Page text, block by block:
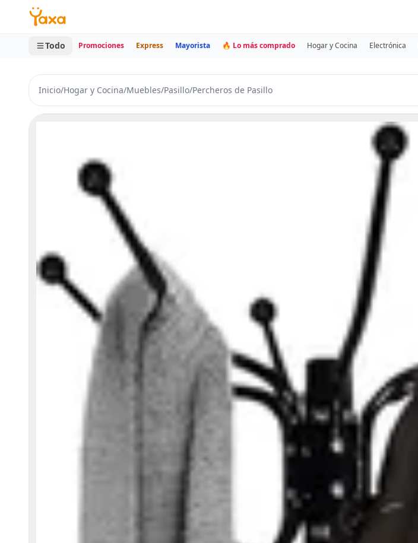
MINI CARRITO
0 productos
Todo Promociones Express Mayorista 🔥 Lo más comprado Hogar y Cocina Electrónica
Inicio/Hogar y Cocina/Muebles/Pasillo/Percheros de Pasillo